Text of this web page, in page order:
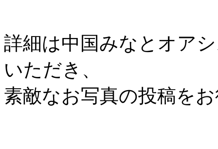
詳細は中国みなとオア
いただき、
素敵なお写真の投稿を